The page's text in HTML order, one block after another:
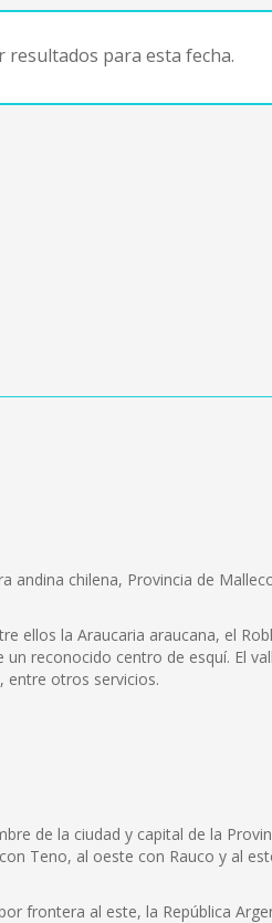
para esta fecha.
andina chilena, Provincia de
ellos la Araucaria araucana, el
reconocido centro de esquí. El
entre otros servicios.
de la ciudad y capital de la
Teno, al oeste con Rauco y al
frontera al este, la República